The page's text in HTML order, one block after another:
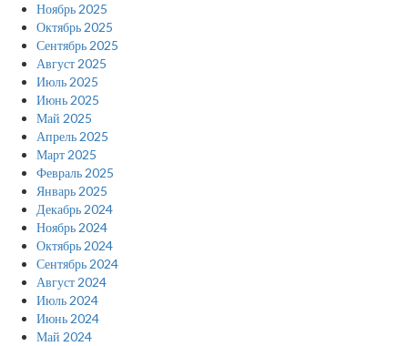
Ноябрь 2025
Октябрь 2025
Сентябрь 2025
Август 2025
Июль 2025
Июнь 2025
Май 2025
Апрель 2025
Март 2025
Февраль 2025
Январь 2025
Декабрь 2024
Ноябрь 2024
Октябрь 2024
Сентябрь 2024
Август 2024
Июль 2024
Июнь 2024
Май 2024